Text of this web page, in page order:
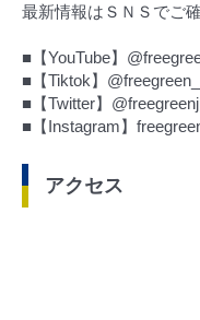
最新情報はＳＮＳでご
■【YouTube】
■【Tiktok】@freegreen__
■【Twitter】
■【Instagram】
アクセス